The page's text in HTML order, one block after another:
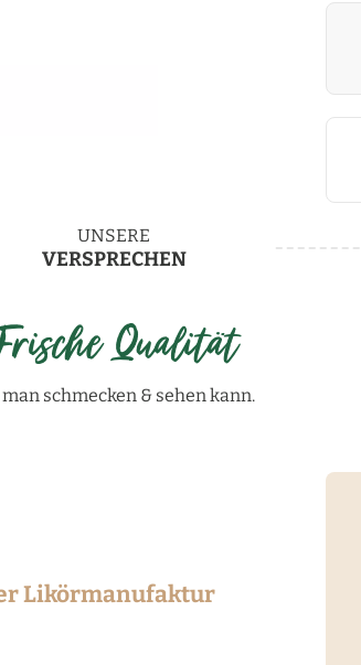
UNSERE
VERSPRECHEN
Qualität
schmecken & sehen kann.
Likörmanufaktur